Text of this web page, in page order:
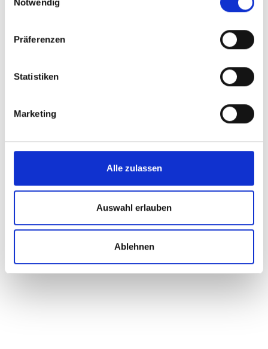
Notwendig
Präferenzen
Statistiken
Marketing
Alle zulassen
Auswahl erlauben
Ablehnen
Lage